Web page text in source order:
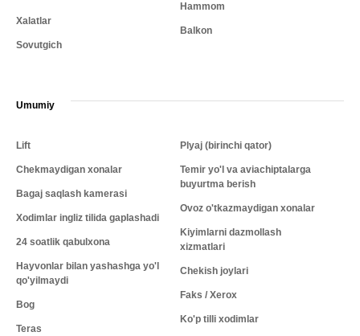
Xalatlar
Sovutgich
Hammom
Balkon
Umumiy
Lift
Chekmaydigan xonalar
Bagaj saqlash kamerasi
Xodimlar ingliz tilida gaplashadi
24 soatlik qabulxona
Hayvonlar bilan yashashga yo'l
qo'yilmaydi
Bog
Teras
Plyaj (birinchi qator)
Temir yo'l va aviachiptalarga
buyurtma berish
Ovoz o'tkazmaydigan xonalar
Kiyimlarni dazmollash
xizmatlari
Chekish joylari
Faks / Xerox
Ko'p tilli xodimlar